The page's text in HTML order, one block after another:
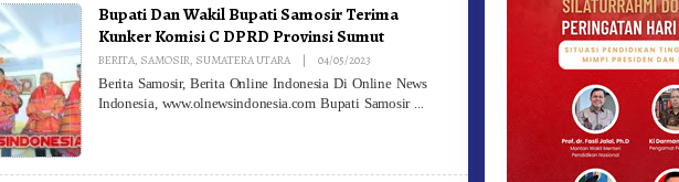
Bupati Dan Wakil Bupati Samosir Terima
Kunker Komisi C DPRD Provinsi Sumut
BERITA, SAMOSIR, SUMATERA UTARA | 04/05/2023
Berita Samosir, Berita Online Indonesia Di Online News
Indonesia, www.olnewsindonesia.com Bupati Samosir